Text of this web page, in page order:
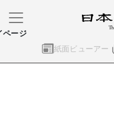
紙面ビューアー
ページ